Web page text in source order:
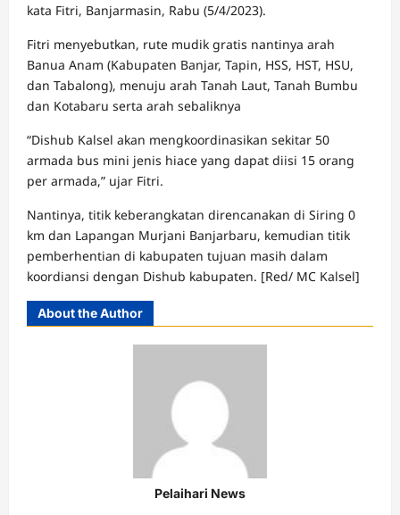
kata Fitri, Banjarmasin, Rabu (5/4/2023).
Fitri menyebutkan, rute mudik gratis nantinya arah
Banua Anam (Kabupaten Banjar, Tapin, HSS, HST, HSU,
dan Tabalong), menuju arah Tanah Laut, Tanah Bumbu
dan Kotabaru serta arah sebaliknya
“Dishub Kalsel akan mengkoordinasikan sekitar 50
armada bus mini jenis hiace yang dapat diisi 15 orang
per armada,” ujar Fitri.
Nantinya, titik keberangkatan direncanakan di Siring 0
km dan Lapangan Murjani Banjarbaru, kemudian titik
pemberhentian di kabupaten tujuan masih dalam
koordiansi dengan Dishub kabupaten. [Red/ MC Kalsel]
About the Author
Pelaihari News